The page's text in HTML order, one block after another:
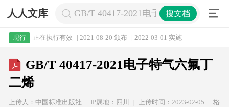
人人文库 GB/T 40417-2021电子特气六氟丁二烯
搜文档
现行 正在执行有效 | 2021-08-20 颁布 | 2022-03-01 实施
GB/T 40417-2021电子特气六氟丁
二烯
上传人：中国标准出版社 IP属地：四川 上传时间：2023-02-05
格